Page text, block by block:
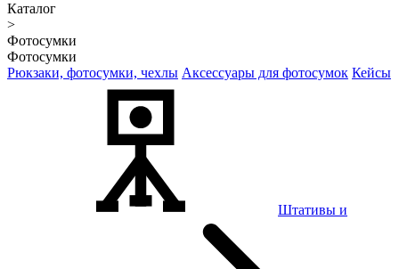
Каталог
>
Фотосумки
Фотосумки
Рюкзаки, фотосумки, чехлы Аксессуары для фотосумок Кейсы
Штативы и